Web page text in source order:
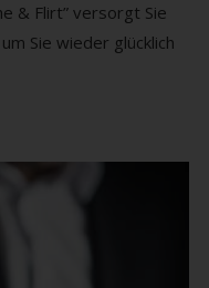
& Flirt” versorgt Sie
Sie wieder glücklich